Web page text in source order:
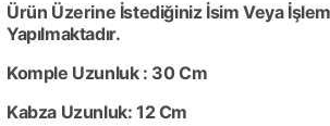
Ürün Üzerine İstediğiniz İsim Veya
Yapılmaktadır.
Komple Uzunluk : 30 Cm
Kabza Uzunluk: 12 Cm